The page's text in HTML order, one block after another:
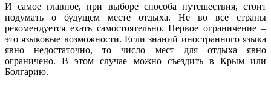
И самое главное, при выборе способа путешествия, стоит
подумать о будущем месте отдыха. Не во все страны
рекомендуется ехать самостоятельно. Первое ограничение –
это языковые возможности. Если знаний иностранного языка
явно недостаточно, то число мест для отдыха явно
ограничено. В этом случае можно съездить в Крым или
Болгарию.